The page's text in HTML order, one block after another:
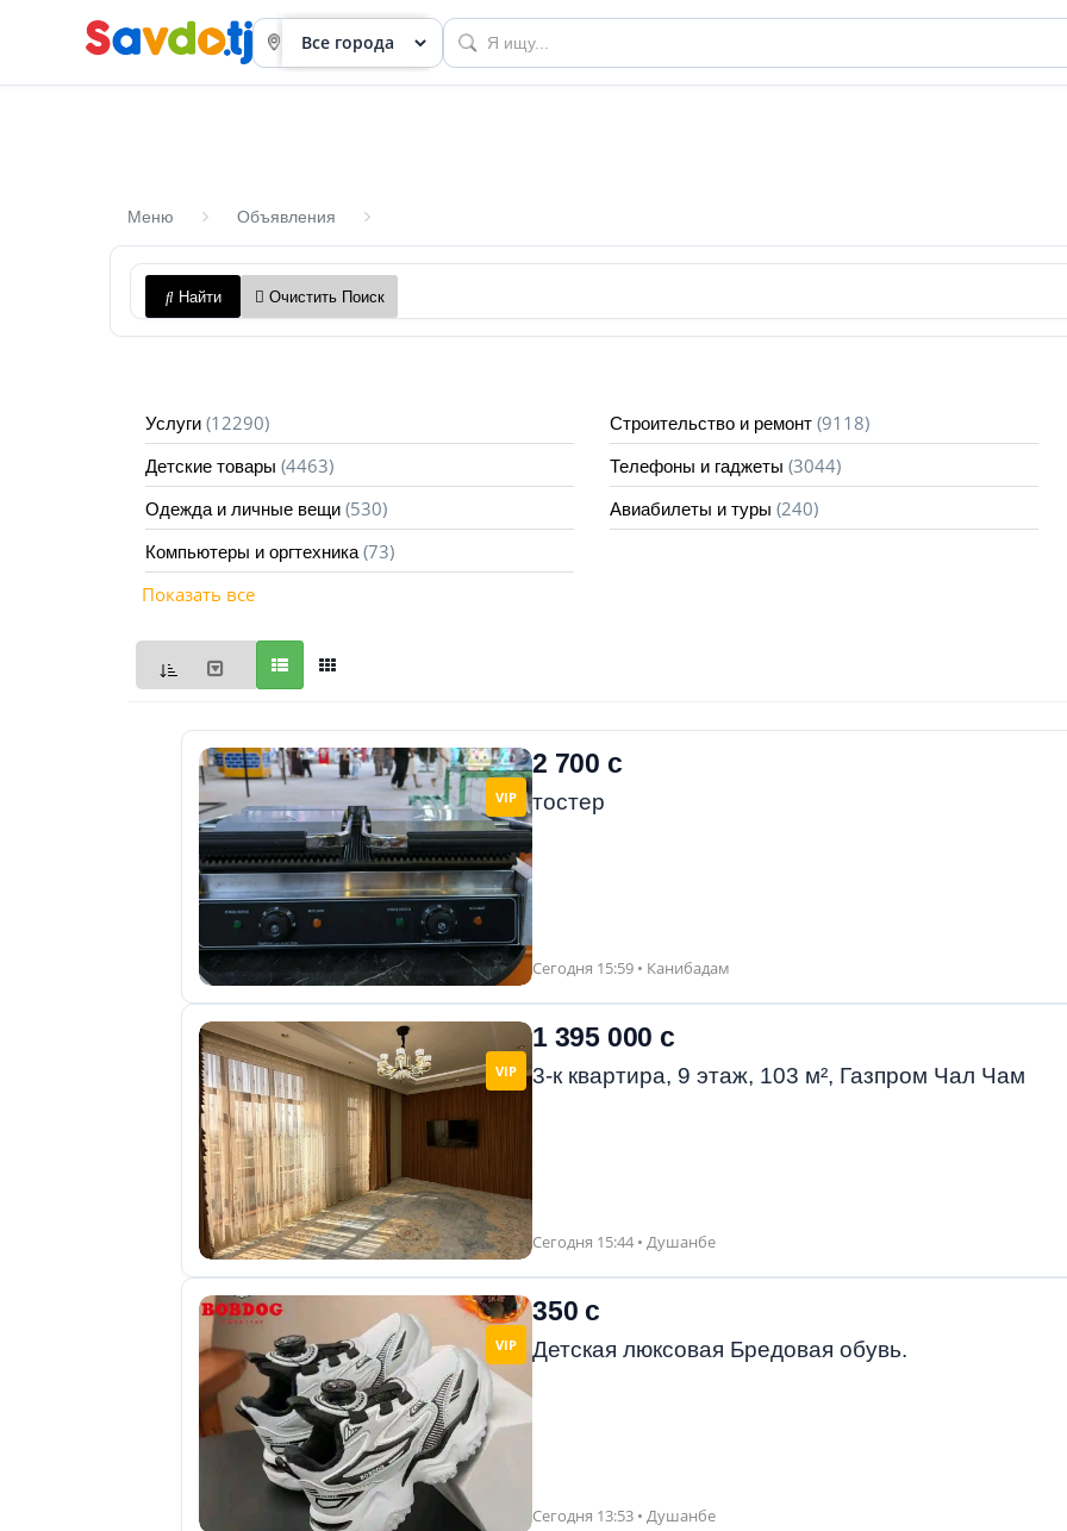
приборов
объявления
Меню Объявления
Найти Очистить Поиск
Услуги (12290) Строительство и ремонт (9118)
Детские товары (4463) Телефоны и гаджеты (3044)
Одежда и личные вещи (530) Авиабилеты и туры (240)
Компьютеры и оргтехника (73)
Показать все
VIP
2 700 с
тостер
Сегодня 15:59 • Канибадам
VIP
1 395 000 с
3-к квартира, 9 этаж, 103 м², Газпром Чал Чам
Сегодня 15:44 • Душанбе
VIP
350 с
Детская люксовая Бредовая обувь.
Сегодня 13:53 • Душанбе